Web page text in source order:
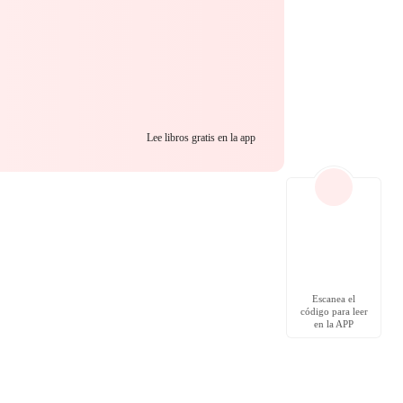
Lee libros gratis en la app
Escanea el
código para leer
en la APP